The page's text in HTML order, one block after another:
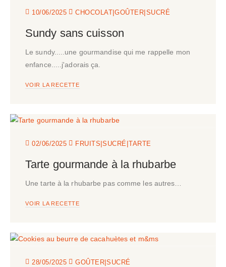
10/06/2025 CHOCOLAT|GOÛTER|SUCRÉ
Sundy sans cuisson
Le sundy.....une gourmandise qui me rappelle mon
enfance.....j'adorais ça.
VOIR LA RECETTE
02/06/2025 FRUITS|SUCRÉ |TARTE
Tarte gourmande à la rhubarbe
Une tarte à la rhubarbe pas comme les autres…
VOIR LA RECETTE
28/05/2025 GOÛTER|SUCRÉ